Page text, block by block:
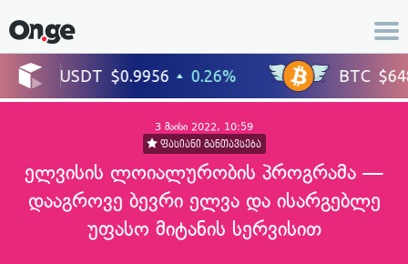
3 მაისი 2022, 10:59
ფასიანი განთავსება
ელვისის ლოიალურობის პროგრამა —
დააგროვე ბევრი ელვა და ისარგებლე
უფასო მიტანის სერვისით